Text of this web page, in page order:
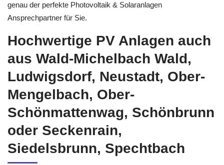
genau der perfekte Photovoltaik & Solaranlagen
Ansprechpartner für Sie.
Hochwertige PV Anlagen auch
aus Wald-Michelbach Wald,
Ludwigsdorf, Neustadt, Ober-
Mengelbach, Ober-
Schönmattenwag, Schönbrunn
oder Seckenrain,
Siedelsbrunn, Spechtbach